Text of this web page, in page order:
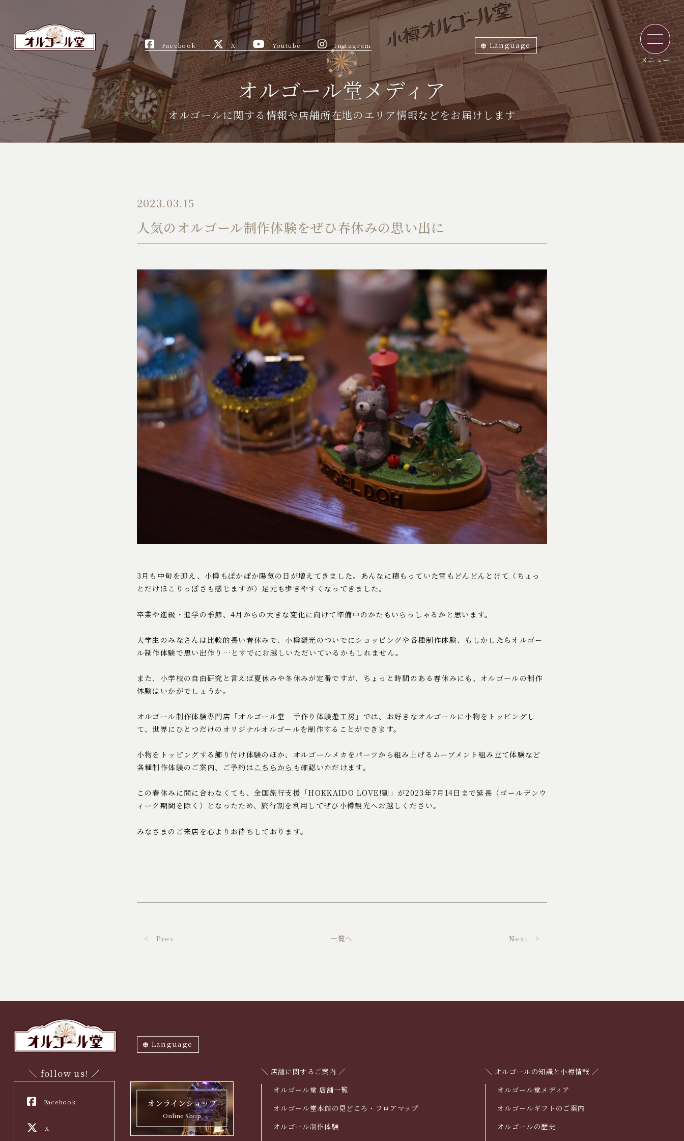
Facebook X Youtube Instagram
Language
English
한국어
中文繁体
中文簡体
ภาษาไทย
日本語 メニュー
オルゴール堂メディア
オルゴールに関する情報や店舗所在地のエリア情報などをお届けします
2023.03.15
人気のオルゴール制作体験をぜひ春休みの思い出に
3月も中旬を迎え、小樽もぽかぽか陽気の日が増えてきました。あんなに積もっていた雪もどんどんとけて（ちょっ
とだけほこりっぽさも感じますが）足元も歩きやすくなってきました。
卒業や進級・進学の季節、4月からの大きな変化に向けて準備中のかたもいらっしゃるかと思います。
大学生のみなさんは比較的長い春休みで、小樽観光のついでにショッピングや各種制作体験、もしかしたらオルゴー
ル制作体験で思い出作り…とすでにお越しいただいているかもしれません。
また、小学校の自由研究と言えば夏休みや冬休みが定番ですが、ちょっと時間のある春休みにも、オルゴールの制作
体験はいかがでしょうか。
オルゴール制作体験専門店「オルゴール堂 手作り体験遊工房」では、お好きなオルゴールに小物をトッピングし
て、世界にひとつだけのオリジナルオルゴールを制作することができます。
小物をトッピングする飾り付け体験のほか、オルゴールメカをパーツから組み上げるムーブメント組み立て体験など
各種制作体験のご案内、ご予約は こちらから も確認いただけます。
この春休みに間に合わなくても、全国旅行支援「HOKKAIDO LOVE!割」が2023年7月14日まで延長（ゴールデンウ
ィーク期間を除く）となったため、旅行割を利用してぜひ小樽観光へお越しください。
みなさまのご来店を心よりお待ちしております。
< Prev 一覧へ Next >
Language
＼ follow us! ／
Facebook
X
オンラインショップ
Online Shop
＼ 店舗に関するご案内 ／
オルゴール堂 店舗一覧
オルゴール堂本館の見どころ・フロアマップ
オルゴール制作体験
＼ オルゴールの知識と小樽情報 ／
オルゴール堂メディア
オルゴールギフトのご案内
オルゴールの歴史